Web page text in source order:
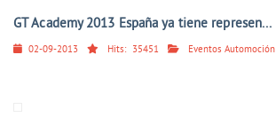
GT Academy 2013 España ya tiene represen...
02-09-2013 Hits: 35451 Eventos Automoción